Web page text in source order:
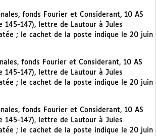
fonds Fourier et Considerant, 10 AS
145-147), lettre de Lautour à Jules
; le cachet de la poste indique le 20 juin
fonds Fourier et Considerant, 10 AS
145-147), lettre de Lautour à Jules
; le cachet de la poste indique le 20 juin
fonds Fourier et Considerant, 10 AS
145-147), lettre de Lautour à Jules
; le cachet de la poste indique le 20 juin